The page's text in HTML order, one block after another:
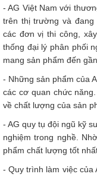
- AG Việt Nam với
trên thị trường và
các đơn vị thi công,
thống đại lý phân phối
mang sản phẩm đến
- Những sản phẩm của
các cơ quan chức
về chất lượng của sản
- AG quy tụ đội ngũ kỹ
nghiệm trong nghề.
phẩm chất lượng tốt
- Quy trình làm việc của